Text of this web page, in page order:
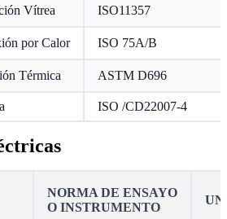
Vítrea ISO11357
por Calor ISO 75A/B
Térmica ASTM D696
ISO /CD22007-4
NORMA DE ENSAYO
O INSTRUMENTO